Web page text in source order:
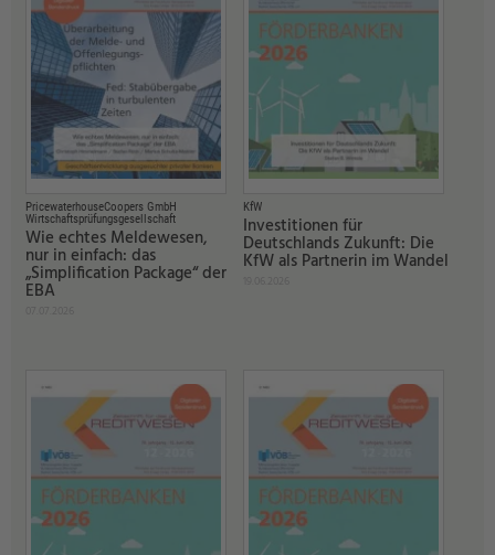
PricewaterhouseCoopers GmbH
Wirtschaftsprüfungsgesellschaft
Wie echtes Meldewesen,
nur in einfach: das
„Simplification Package“ der
EBA
KfW
Investitionen für
Deutschlands Zukunft: Die
KfW als Partnerin im Wandel